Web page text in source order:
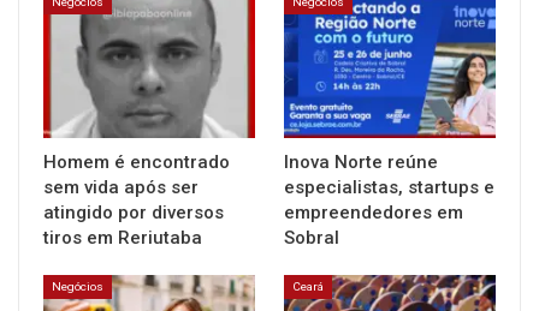
Homem é encontrado
sem vida após ser
atingido por diversos
tiros em Reriutaba
Inova Norte reúne
especialistas, startups e
empreendedores em
Sobral
Negócios Ceará